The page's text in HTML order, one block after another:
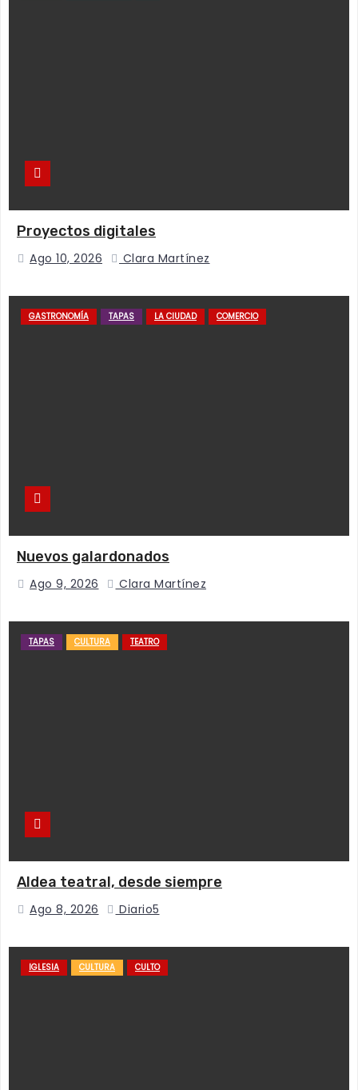
Proyectos digitales
Ago 10, 2026 Clara Martínez
GASTRONOMÍA TAPAS LA CIUDAD COMERCIO
Nuevos galardonados
Ago 9, 2026 Clara Martínez
TAPAS CULTURA TEATRO
Aldea teatral, desde siempre
Ago 8, 2026 Diario5
IGLESIA CULTURA CULTO